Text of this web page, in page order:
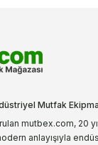
Mutfak
mutbex.com, 20
anlayışıyla